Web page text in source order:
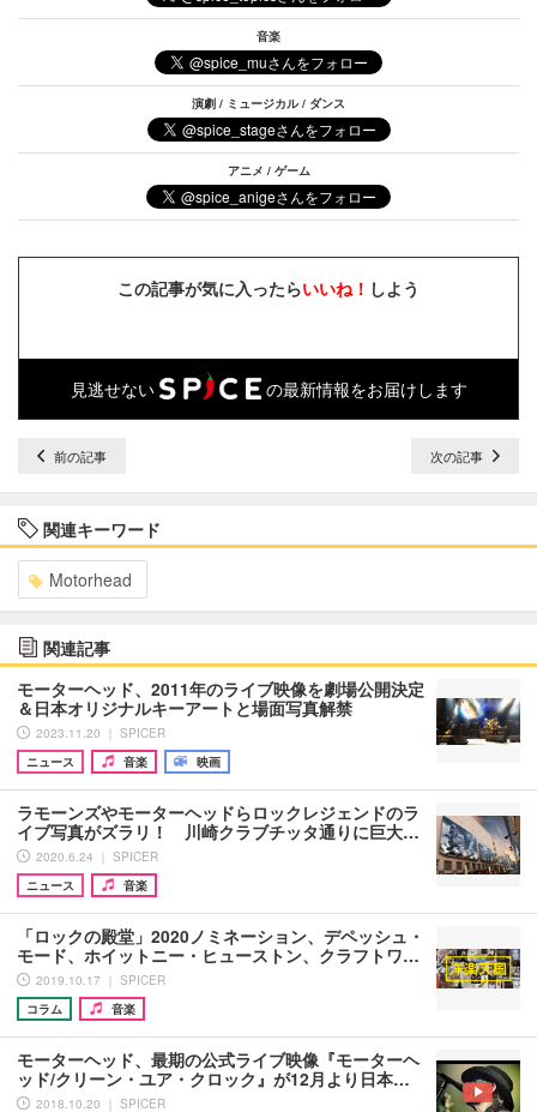
音楽
演劇 / ミュージカル / ダンス
アニメ / ゲーム
この記事が気に入ったらいいね！ しよう
見逃せない の最新情報をお届けします
前の記事 次の記事
関連キーワード
Motorhead
関連記事
モーターヘッド、2011年のライブ映像を劇場公開決定
＆日本オリジナルキーアートと場面写真解禁
2023.11.20 ｜ SPICER
ニュース
音楽 映画
ラモーンズやモーターヘッドらロックレジェンドのラ
イブ写真がズラリ！ 川崎クラブチッタ通りに巨大…
2020.6.24 ｜ SPICER
ニュース
音楽
「ロックの殿堂」2020ノミネーション、デペッシュ・
モード、ホイットニー・ヒューストン、クラフトワ…
2019.10.17 ｜ SPICER
コラム
音楽
モーターヘッド、最期の公式ライブ映像『モーターヘ
ッド/クリーン・ユア・クロック』が12月より日本…
2018.10.20 ｜ SPICER